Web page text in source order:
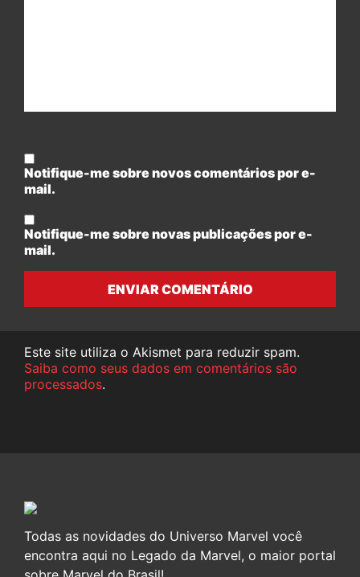
Notifique-me sobre novos comentários por e-
mail.
Notifique-me sobre novas publicações por e-
mail.
ENVIAR COMENTÁRIO
Este site utiliza o Akismet para reduzir spam.
Saiba como seus dados em comentários são
processados.
Todas as novidades do Universo Marvel você
encontra aqui no Legado da Marvel, o maior portal